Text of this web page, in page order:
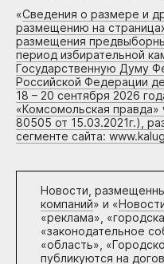
«Сведения о размере и
размещению на
размещения
период избирательной
Государственную Думу
Российской Федерации
18 – 20 сентября 2026
«Комсомольская
80505 от 15.03.2021г.),
сегменте сайта:
Новости,
компаний» и «
«реклама»,
«законодательное
«область»,
публикуются на